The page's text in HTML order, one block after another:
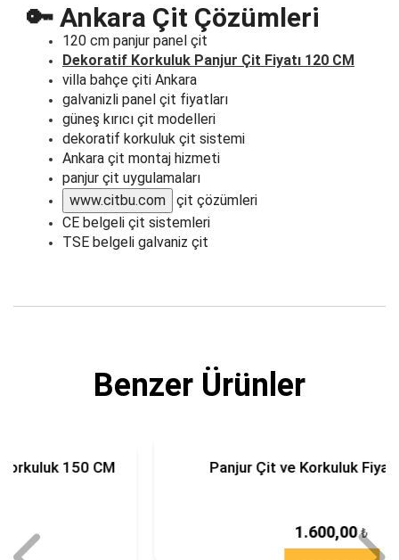
🔑 Ankara Çit Çözümleri
120 cm panjur panel çit
Dekoratif Korkuluk Panjur Çit Fiyatı 120 CM
villa bahçe çiti Ankara
galvanizli panel çit fiyatları
güneş kırıcı çit modelleri
dekoratif korkuluk çit sistemi
Ankara çit montaj hizmeti
panjur çit uygulamaları
www.citbu.com
çit çözümleri
CE belgeli çit sistemleri
TSE belgeli galvaniz çit
Benzer Ürünler
Panjur Çit ve Korkuluk Fiyatı 100 Cm